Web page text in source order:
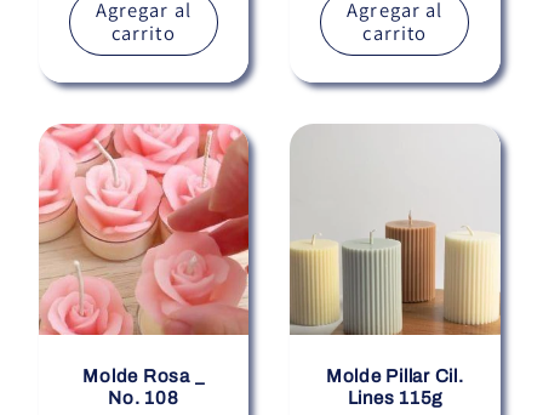
Agregar al
carrito
Agregar al
carrito
Molde Rosa _
No. 108
Molde Pillar Cil.
Lines 115g